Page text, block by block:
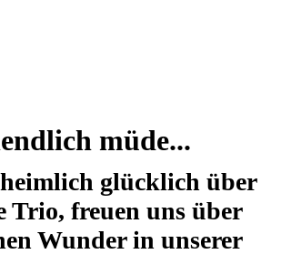
müde...
glücklich über
Trio, freuen uns über
Wunder in unserer